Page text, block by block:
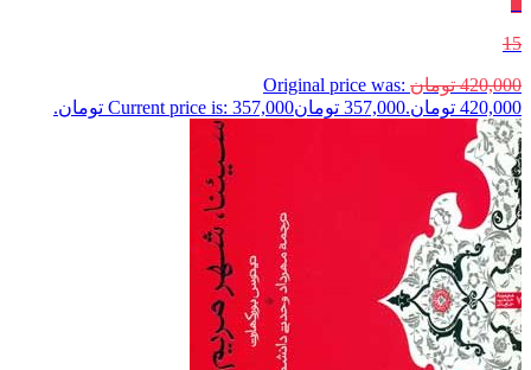
15
420,000 تومان Original price was:
420,000 تومان.
357,000 تومانCurrent price is: 357,000 تومان.